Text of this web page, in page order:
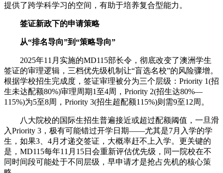
提供了跨学科学习的空间，有助于培养复合型能力。
签证新政下的申请策略
从“排名导向”到“策略导向”
2025年11月实施的MD115部长令，彻底改变了澳洲学生
签证的审理逻辑，三档优先级机制让“盲选名校”的风险骤增。
根据学校招生完成度，签证审理被分为三个层级：Priority 1(招
生未达配额80%)审理周期1至4周，Priority 2(招生达80%—
115%)为5至8周，Priority 3(招生超配额115%)则需9至12周。
八大院校的国际生招生普遍接近或超过配额阈值，一旦滑
入Priority 3，极有可能错过开学日期——尤其是7月入学的学
生，如果3、4月才递交签证，大概率赶不上入学。更关键的
是，MD115每年11月15日会重新评估优先级，同一院校在不
同时间段可能处于不同层级，早申请才是抢占先机的核心策